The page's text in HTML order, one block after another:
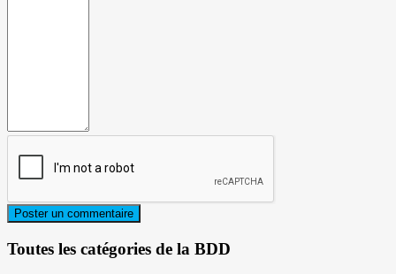
Toutes les catégories de la BDD